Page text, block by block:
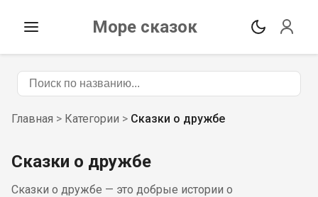
Море сказок
Главная > Категории > Сказки о дружбе
Сказки о дружбе
Сказки о дружбе — это добрые истории о